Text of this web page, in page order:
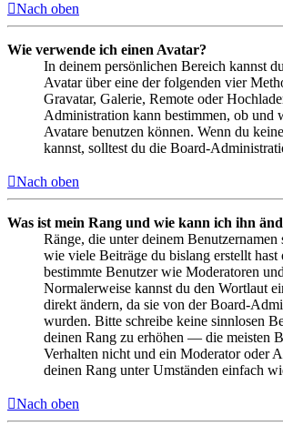
Nach oben
Wie verwende ich einen Avatar?
In deinem persönlichen Bereich kannst
Avatar über eine der folgenden vier
Gravatar, Galerie, Remote oder
Administration kann bestimmen, ob und
Avatare benutzen können. Wenn du
kannst, solltest du die Board-
Nach oben
Was ist mein Rang und wie kann ich ihn
Ränge, die unter deinem Benutzernamen
wie viele Beiträge du bislang erstellt hast
bestimmte Benutzer wie Moderatoren
Normalerweise kannst du den Wortlaut
direkt ändern, da sie von der Board-
wurden. Bitte schreibe keine sinnlosen
deinen Rang zu erhöhen — die meisten
Verhalten nicht und ein Moderator oder
deinen Rang unter Umständen einfach
Nach oben